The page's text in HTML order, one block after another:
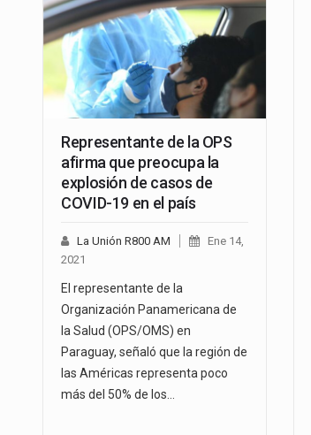
Representante de la OPS
afirma que preocupa la
explosión de casos de
COVID-19 en el país
La Unión R800 AM
Ene 14,
2021
El representante de la
Organización Panamericana de
la Salud (OPS/OMS) en
Paraguay, señaló que la región de
las Américas representa poco
más del 50% de los…